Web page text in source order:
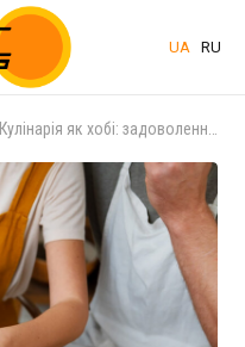
UA RU
Кулінарія як хобі: задоволення та творчість